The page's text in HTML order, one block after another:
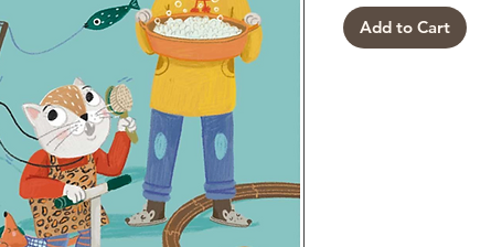
Add to Cart